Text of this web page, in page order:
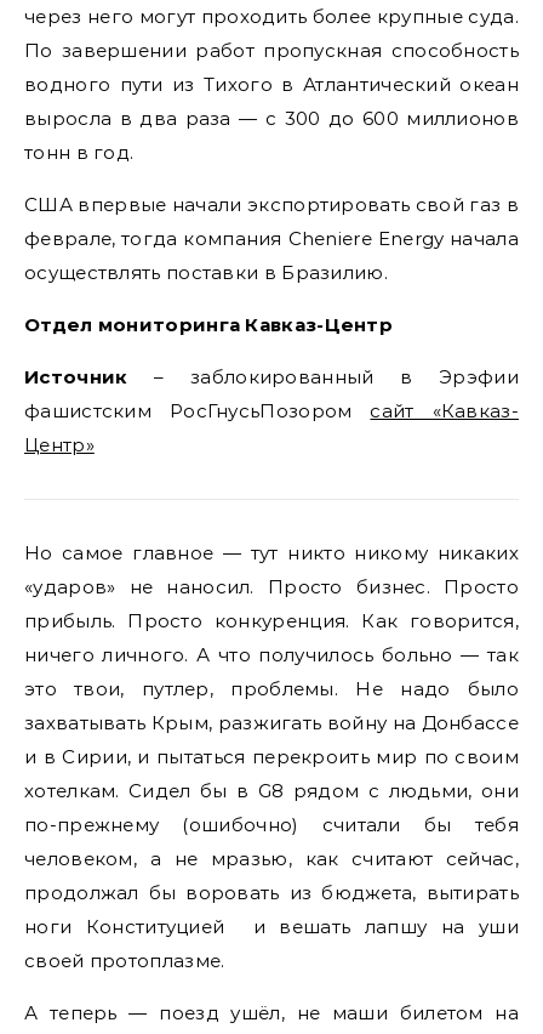
через него могут проходить более крупные суда.
По завершении работ пропускная способность
водного пути из Тихого в Атлантический океан
выросла в два раза — с 300 до 600 миллионов
тонн в год.
США впервые начали экспортировать свой газ в
феврале, тогда компания Cheniere Energy начала
осуществлять поставки в Бразилию.
Отдел мониторинга Кавказ-Центр
Источник – заблокированный в Эрэфии
фашистским РосГнусьПозором сайт «Кавказ-
Центр»
Но самое главное — тут никто никому никаких
«ударов» не наносил. Просто бизнес. Просто
прибыль. Просто конкуренция. Как говорится,
ничего личного. А что получилось больно — так
это твои, путлер, проблемы. Не надо было
захватывать Крым, разжигать войну на Донбассе
и в Сирии, и пытаться перекроить мир по своим
хотелкам. Сидел бы в G8 рядом с людьми, они
по-прежнему (ошибочно) считали бы тебя
человеком, а не мразью, как считают сейчас,
продолжал бы воровать из бюджета, вытирать
ноги Конституцией и вешать лапшу на уши
своей протоплазме.
А теперь — поезд ушёл, не маши билетом на